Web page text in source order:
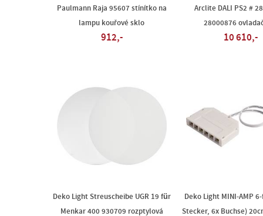
Paulmann Raja 95607 stínítko na
lampu kouřové sklo
912,-
Arclite DALI PS2 #
28000876
10 610,-
Deko Light Streuscheibe UGR 19 für
Menkar 400 930709 rozptylová
Deko Light MINI-AMP
Stecker, 6x Buchse)